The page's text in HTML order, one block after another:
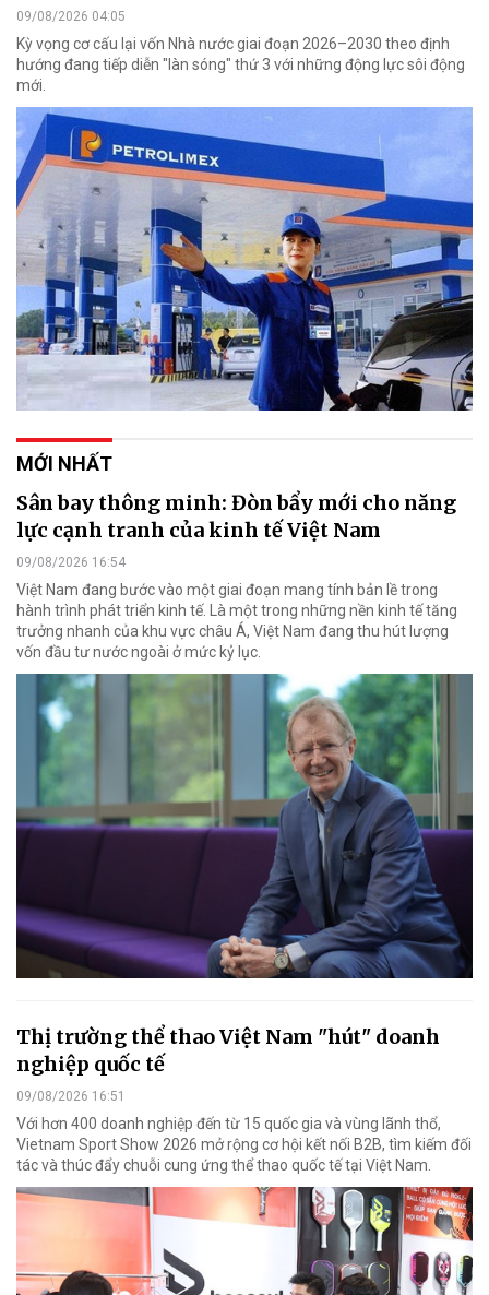
09/08/2026 04:05
Kỳ vọng cơ cấu lại vốn Nhà nước giai đoạn 2026–2030 theo định
hướng đang tiếp diễn "làn sóng" thứ 3 với những động lực sôi động
mới.
MỚI NHẤT
Sân bay thông minh: Đòn bẩy mới cho năng
lực cạnh tranh của kinh tế Việt Nam
09/08/2026 16:54
Việt Nam đang bước vào một giai đoạn mang tính bản lề trong
hành trình phát triển kinh tế. Là một trong những nền kinh tế tăng
trưởng nhanh của khu vực châu Á, Việt Nam đang thu hút lượng
vốn đầu tư nước ngoài ở mức kỷ lục.
Thị trường thể thao Việt Nam "hút" doanh
nghiệp quốc tế
09/08/2026 16:51
Với hơn 400 doanh nghiệp đến từ 15 quốc gia và vùng lãnh thổ,
Vietnam Sport Show 2026 mở rộng cơ hội kết nối B2B, tìm kiếm đối
tác và thúc đẩy chuỗi cung ứng thể thao quốc tế tại Việt Nam.